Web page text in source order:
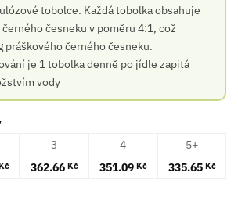
tobolce. Každá tobolka obsahuje
česneku v poměru 4:1, což
práškového černého česneku.
je 1 tobolka denně po jídle zapitá
vody
3 4
5+
362.66 Kč 351.09 Kč 335.65 Kč